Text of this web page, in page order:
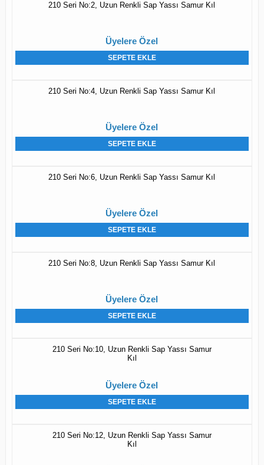
210 Seri No:2, Uzun Renkli Sap Yassı Samur Kıl
Üyelere Özel
SEPETE EKLE
210 Seri No:4, Uzun Renkli Sap Yassı Samur Kıl
Üyelere Özel
SEPETE EKLE
210 Seri No:6, Uzun Renkli Sap Yassı Samur Kıl
Üyelere Özel
SEPETE EKLE
210 Seri No:8, Uzun Renkli Sap Yassı Samur Kıl
Üyelere Özel
SEPETE EKLE
210 Seri No:10, Uzun Renkli Sap Yassı Samur
Kıl
Üyelere Özel
SEPETE EKLE
210 Seri No:12, Uzun Renkli Sap Yassı Samur
Kıl